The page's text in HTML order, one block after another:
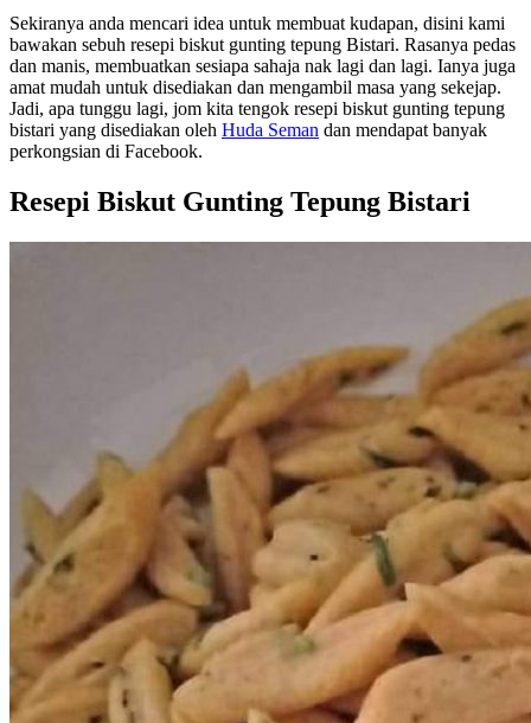
Sekiranya anda mencari idea untuk membuat kudapan, disini kami
bawakan sebuh resepi biskut gunting tepung Bistari. Rasanya pedas
dan manis, membuatkan sesiapa sahaja nak lagi dan lagi. Ianya juga
amat mudah untuk disediakan dan mengambil masa yang sekejap.
Jadi, apa tunggu lagi, jom kita tengok resepi biskut gunting tepung
bistari yang disediakan oleh Huda Seman dan mendapat banyak
perkongsian di Facebook.
Resepi Biskut Gunting Tepung Bistari